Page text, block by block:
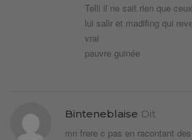
Telli il ne sait rien que
lui salir et madifing qui
vrai
pauvre guinée
Binteneblaise Dit
mn frere c pas en racontant